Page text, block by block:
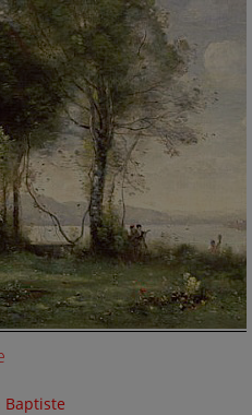
Baptiste